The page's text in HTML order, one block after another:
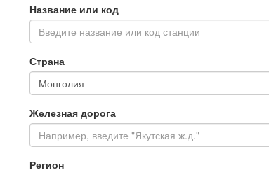
Название или код
Введите название или код станции
Страна
Железная дорога
Регион